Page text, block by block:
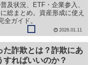
及状況、ETF・企業参入、
総まとめ。資産形成に使え
全ガイド。
2026.01.11
た詐欺とは？詐欺にあ
すればいいのか？